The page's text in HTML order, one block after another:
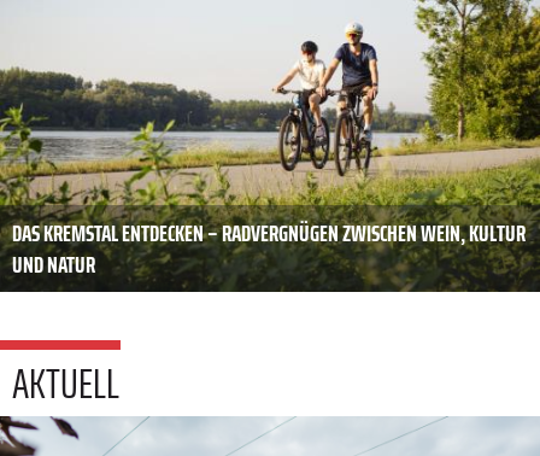
DAS KREMSTAL ENTDECKEN – RADVERGNÜGEN ZWISCHEN WEIN, KULTUR
UND NATUR
AKTUELL